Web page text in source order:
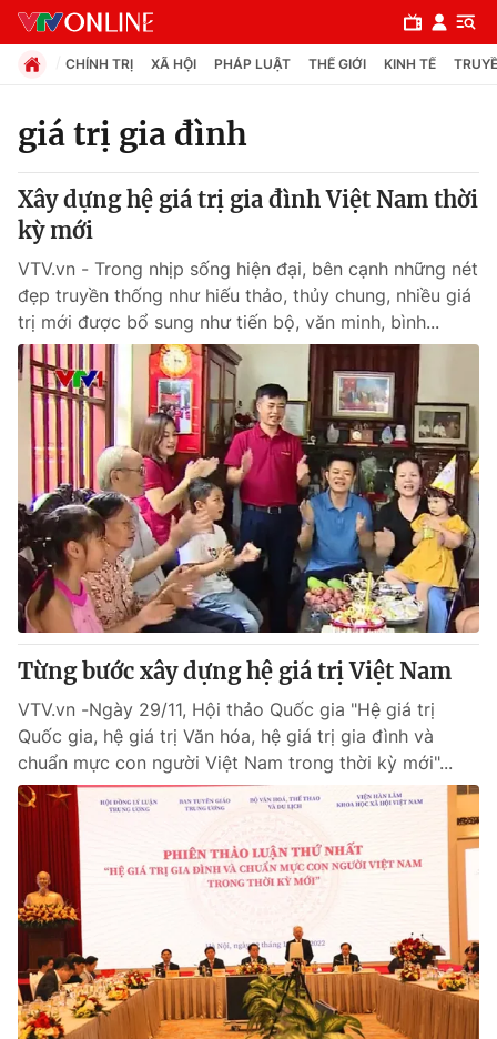
Chuyên mục
Chính trị
Xã hội
Pháp luật
Y tế
Thế giới
Tin tức
Thế giới đó đây
Câu chuyện quốc tế
Kinh tế
Tài chính
Thị trường
Góc doanh nghiệp
Dữ liệu và đời sống
Truyền hình
Phim VTV
Hậu trường
Nhân vật
Khán giả
Giải sao mai
Giải trí
Điện ảnh
Âm nhạc
Sao
Đời sống
Làm đẹp
Chất lượng cuộc sống
Giáo dục
Tuyển sinh
Học trực tuyến
Công nghệ
Hitech Công nghệ tương lai
Sản phẩm
Giao lưu trực tuyến
CHÍNH TRỊ XÃ HỘI PHÁP LUẬT THẾ GIỚI KINH TẾ
giá trị gia đình
Xây dựng hệ giá trị gia đình Việt Nam thời
kỳ mới
VTV.vn - Trong nhịp sống hiện đại, bên cạnh những nét
đẹp truyền thống như hiếu thảo, thủy chung, nhiều giá
trị mới được bổ sung như tiến bộ, văn minh, bình...
Từng bước xây dựng hệ giá trị Việt Nam
VTV.vn -Ngày 29/11, Hội thảo Quốc gia "Hệ giá trị
Quốc gia, hệ giá trị Văn hóa, hệ giá trị gia đình và
chuẩn mực con người Việt Nam trong thời kỳ mới"...